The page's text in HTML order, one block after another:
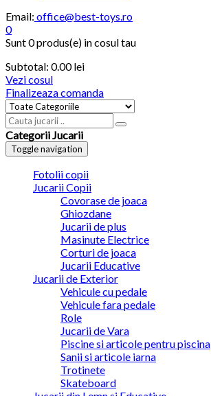
Email: office@best-toys.ro
0
Sunt0 produs(e) in cosul tau
Subtotal: 0.00lei
Vezi cosul
Finalizeaza comanda
Categorii Jucarii
Toggle navigation
Fotolii copii
Jucarii Copii
Covorase de joaca
Ghiozdane
Jucarii de plus
Masinute Electrice
Corturi de joaca
Jucarii Educative
Jucarii de Exterior
Vehicule cu pedale
Vehicule fara pedale
Role
Jucarii de Vara
Piscine si articole pentru piscina
Sanii si articole iarna
Trotinete
Skateboard